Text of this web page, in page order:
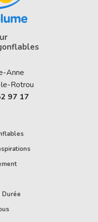
Anne
Rotrou
97 17
Durée